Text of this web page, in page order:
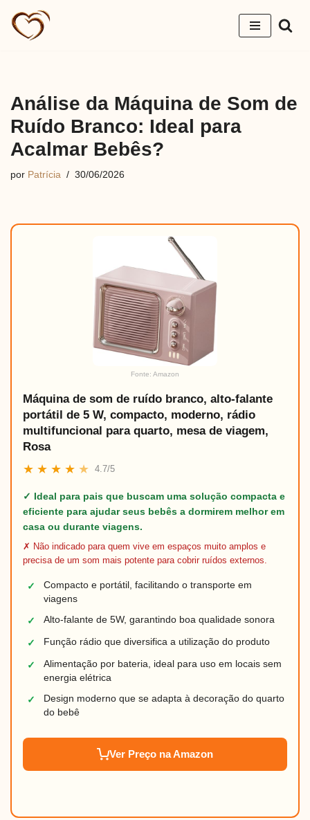
Pular
Análise da Máquina de Som de
Ruído Branco: Ideal para
Acalmar Bebês?
por Patrícia 30/06/2026
Fonte: Amazon
Máquina de som de ruído branco, alto-falante
portátil de 5 W, compacto, moderno, rádio
multifuncional para quarto, mesa de viagem,
Rosa
★ ★ ★ ★ ★ 4.7/5
✓ Ideal para pais que buscam uma solução compacta e
eficiente para ajudar seus bebês a dormirem melhor em
casa ou durante viagens.
✗ Não indicado para quem vive em espaços muito amplos e
precisa de um som mais potente para cobrir ruídos externos.
✓
Compacto e portátil, facilitando o transporte em
viagens
✓ Alto-falante de 5W, garantindo boa qualidade sonora
✓ Função rádio que diversifica a utilização do produto
✓
Alimentação por bateria, ideal para uso em locais sem
energia elétrica
✓
Design moderno que se adapta à decoração do quarto
do bebê
Ver Preço na Amazon